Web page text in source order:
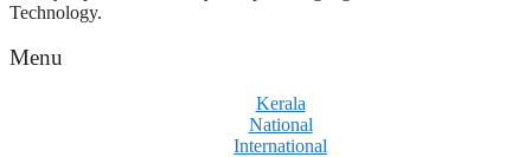
Technology.
Menu
Kerala
National
International